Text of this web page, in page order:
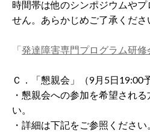
時間帯は他のシンポジウムや
せん。あらかじめご了承くださ
「 発達障害専門プログラム研修
Ｃ．「懇親会」（9月5日19:00
・懇親会への参加を希望され
い。
・詳細は下記をご参照ください